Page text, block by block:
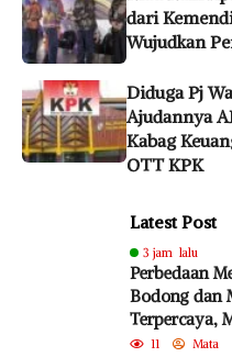
dari
Wujudkan
Diduga Pj
Ajudannya
Kabag
OTT KPK
Latest Post
3 jam lalu
Perbedaan
Bodong dan
Terpercaya,
Diminta Lebih
11 Mata